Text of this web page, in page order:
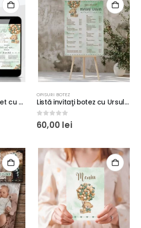
Invitatie online Ursulet cu Baloane, fundal verde #9
OPISURI BOTEZ
Listă invitaţi botez cu Ursuleţ şi baloane, fundal verde, diverse dimensiuni, Opis invitaţi
0 out of 5
60,00 lei